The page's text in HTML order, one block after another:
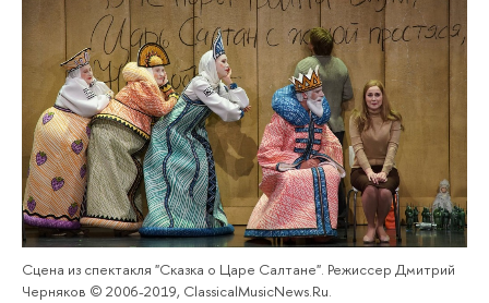
Сцена из спектакля "Сказка о Царе Салтане". Режиссер Дмитрий
Черняков © 2006-2019, ClassicalMusicNews.Ru.